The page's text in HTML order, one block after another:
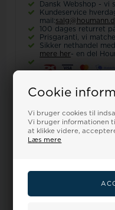
Cookie
Vi bruger cookies til
Vi bruger informationen
at klikke videre,
Læs mere
Dansk Webshop - vi
Kundeservice
mail:
100 dages returret
Prisgaranti, vi
Sikker nethandel
mere her- en del
Du er på Ur-